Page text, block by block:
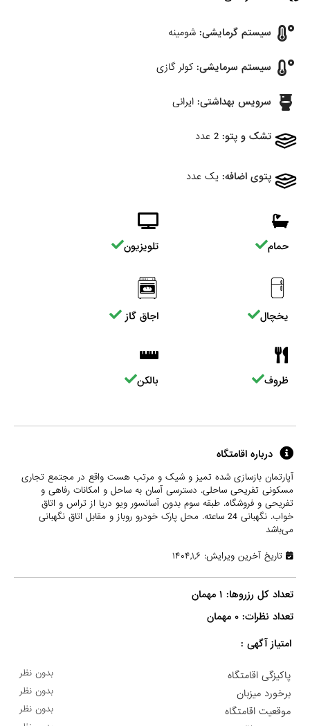
سیستم گرمایشی: شومینه
سیستم سرمایشی: کولر گازی
سرویس بهداشتی: ایرانی
تشک و پتو: 2 عدد
پتوی اضافه: یک عدد
حمام تلویزیون
یخچال اجاق گاز
ظروف بالکن
درباره اقامتگاه
آپارتمان بازسازی شده تمیز و شیک و مرتب هست واقع در مجتمع تجاری
مسکونی تفریحی ساحلی. دسترسی آسان به ساحل و امکانات رفاهی و
تفریحی و فروشگاه. طبقه سوم بدون آسانسور ویو دریا از تراس و اتاق
خواب. نگهبانی 24 ساعته. محل پارک خودرو روباز و مقابل اتاق نگهبانی
می‌باشد
تاریخ آخرین ویرایش: ۱۴۰۴,۱,۶
تعداد کل رزروها: ۱ مهمان
تعداد نظرات: ۰ مهمان
امتیاز آگهی :
پاکیزگی اقامتگاه بدون نظر
برخورد میزبان بدون نظر
موقعیت اقامتگاه بدون نظر